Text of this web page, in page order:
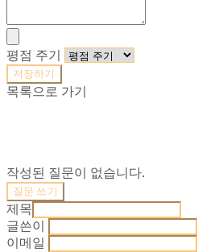
평점 주기
저장하기
목록으로 가기
작성된 질문이 없습니다.
질문 쓰기
제목
글쓴이
이메일